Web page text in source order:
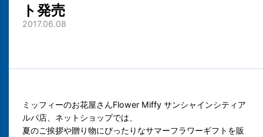
ト発売
2017.06.08
ミッフィーのお花屋さんFlower Miffy サンシャインシティア
ルパ店、ネットショップでは、
夏のご挨拶や贈り物にぴったりなサマーフラワーギフトを販